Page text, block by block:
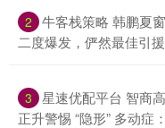
2 牛客栈策略 韩鹏夏
二度爆发，俨然最佳引援
3 星速优配平台 智商
正升警惕 “隐形” 多动症